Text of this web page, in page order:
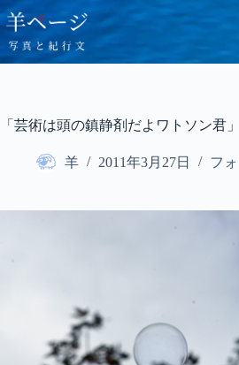
コ
ン
テ
ン
ス「芸術は頭の鎮静剤だよワトソン君」
羊 2011年3月27日 フ